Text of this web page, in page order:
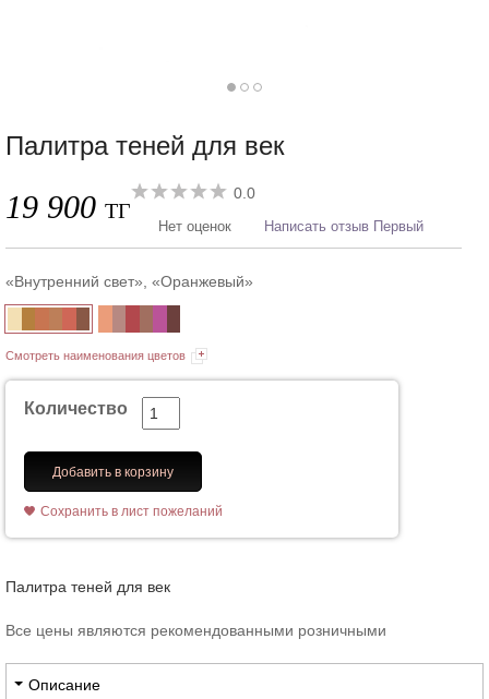
Палитра теней для век
19 900 ТГ
0.0
Нет оценок Написать отзыв Первый
«Внутренний свет», «Оранжевый»
Смотреть наименования цветов
Количество
Добавить в корзину
Сохранить в лист пожеланий
Палитра теней для век
Все цены являются рекомендованными розничными
Описание